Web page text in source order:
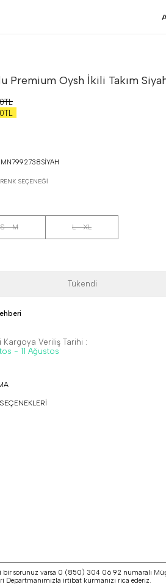
Premium Oysh İkili Takım
MN7992738SIYAH
SEÇENEĞI
S - M L - XL
Tükendi
Kargoya Veriliş Tarihi :
- 11 Ağustos
bir sorunuz varsa 0 (850) 304 06 92 numaralı
Departmanımızla irtibat kurmanızı rica ederiz.